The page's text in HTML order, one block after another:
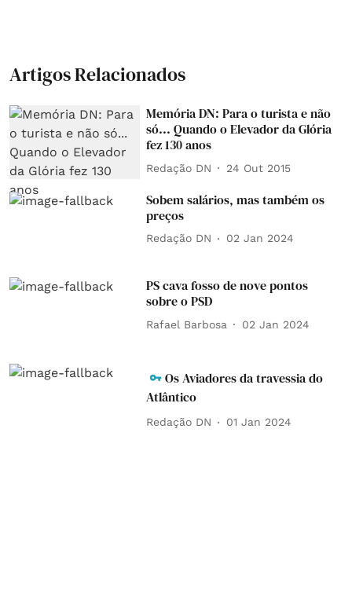
Artigos Relacionados
Memória DN: Para o turista e não
só... Quando o Elevador da Glória
fez 130 anos
Redação DN 24 Out 2015
Sobem salários, mas também os
preços
Redação DN 02 Jan 2024
PS cava fosso de nove pontos
sobre o PSD
Rafael Barbosa 02 Jan 2024
Os Aviadores da travessia do
Atlântico
Redação DN 01 Jan 2024